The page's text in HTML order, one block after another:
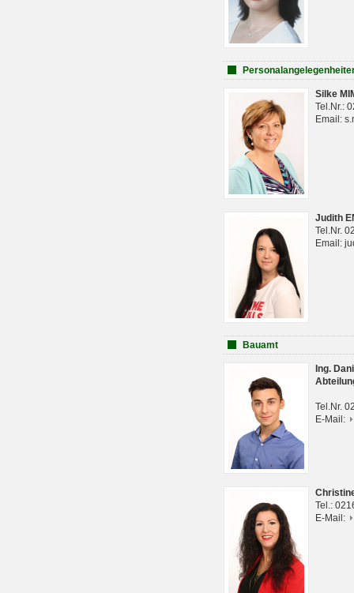
Silke
Tel.Nr.:
Email:
Judith
Tel.Nr.
Email:
Bauamt
Ing.
Tel.Nr.
E-Mail:
Tel.:
E-Mail: